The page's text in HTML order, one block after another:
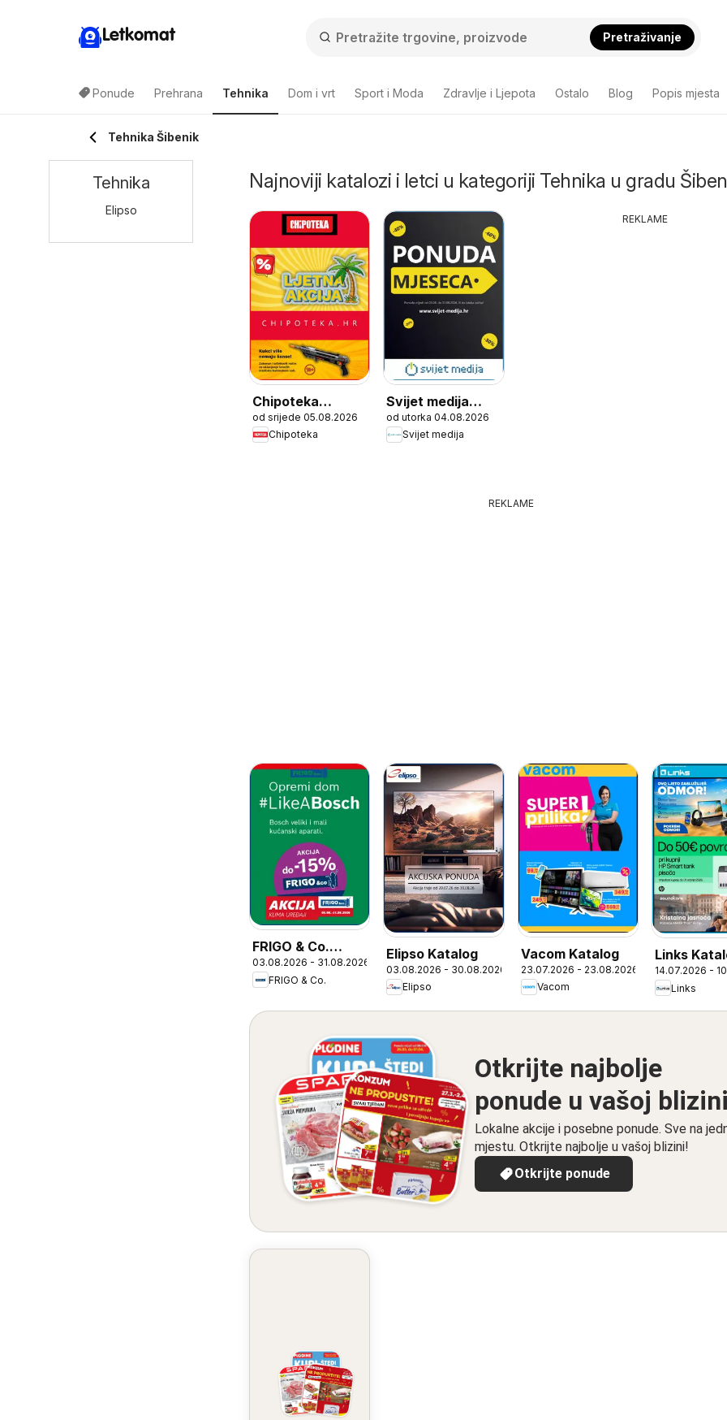
Letkomat Pretraživanje
Ponude Prehrana Tehnika Dom i vrt Sport i Moda Zdravlje i Ljepota Ostalo Blog Popis mjesta
Tehnika Šibenik
Najnoviji katalozi i letci u kategoriji Tehnika u gradu
Chipoteka
Katalog
od srijede 05.08.2026
Chipoteka
Svijet medija
Katalog
od utorka 04.08.2026
Svijet medija
REKLAME
REKLAME
FRIGO & Co.
Katalog
03.08.2026 - 31.08.2026
FRIGO & Co.
Elipso Katalog
03.08.2026 - 30.08.2026
Elipso
Vacom Katalog
23.07.2026 - 23.08.2026
Vacom
Links
14.07.2026 -
Links
Otkrijte najbolje
ponude u vašoj blizini
Lokalne akcije i posebne ponude. Sve na
mjestu. Otkrijte najbolje u vašoj blizini!
Otkrijte ponude
Tehnika
Elipso